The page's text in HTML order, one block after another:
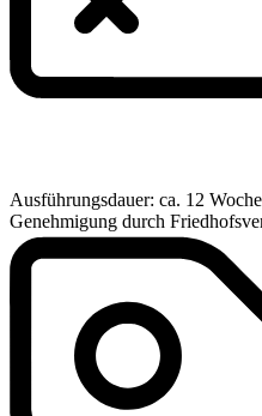
Ausführungsdauer: ca. 12
Genehmigung durch